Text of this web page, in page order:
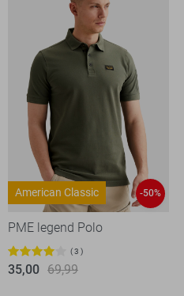
American Classic -50%
PME legend Polo
3
35,00 69,99